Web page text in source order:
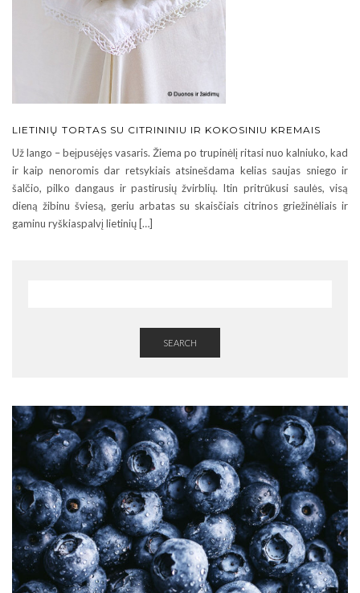
LIETINIŲ TORTAS SU CITRININIU IR KOKOSINIU KREMAIS
Už lango – beįpusėjęs vasaris. Žiema po trupinėlį ritasi nuo kalniuko, kad
ir kaip nenoromis dar retsykiais atsinešdama kelias saujas sniego ir
šalčio, pilko dangaus ir pastirusių žvirblių. Itin pritrūkusi saulės, visą
dieną žibinu šviesą, geriu arbatas su skaisčiais citrinos griežinėliais ir
gaminu ryškiaspalvį lietinių […]
SEARCH